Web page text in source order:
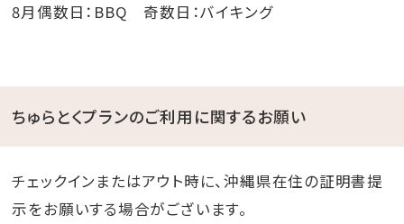
8月偶数日：BBQ 奇数日：バイキング
ちゅらとくプランのご利用に関するお願い
チェックインまたはアウト時に、沖縄県在住の証明書提
示をお願いする場合がございます。